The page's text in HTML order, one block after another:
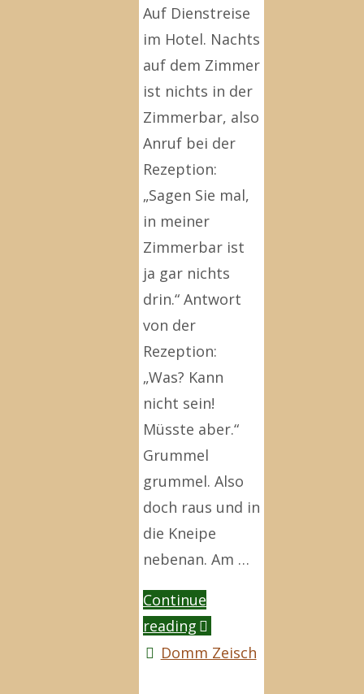
Auf Dienstreise
im Hotel. Nachts
auf dem Zimmer
ist nichts in der
Zimmerbar, also
Anruf bei der
Rezeption:
„Sagen Sie mal,
in meiner
Zimmerbar ist
ja gar nichts
drin.“ Antwort
von der
Rezeption:
„Was? Kann
nicht sein!
Müsste aber.“
Grummel
grummel. Also
doch raus und in
die Kneipe
nebenan. Am …
Continue
reading"Müsste
aber"
Domm Zeisch